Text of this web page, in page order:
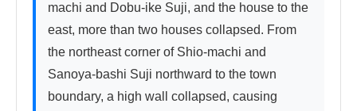
machi and Dobu-ike Suji, and the house to the
east, more than two houses collapsed. From
the northeast corner of Shio-machi and
Sanoya-bashi Suji northward to the town
boundary, a high wall collapsed, causing